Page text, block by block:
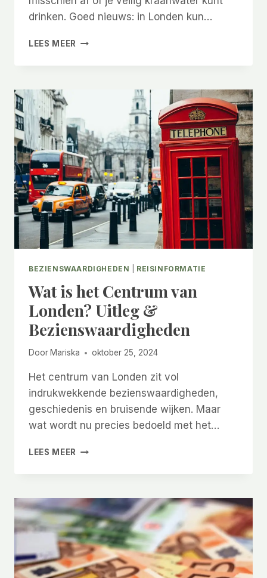
drinken. Goed nieuws: in Londen kun…
LEES MEER KUN
KRAANWATER
VEILIGHEID
EN
TIPS
BEZIENSWAARDIGHEDEN REISINFORMATIE
Wat is het Centrum van
Londen? Uitleg &
Bezienswaardigheden
Door Mariska oktober 25, 2024
Het centrum van Londen zit vol
indrukwekkende bezienswaardigheden,
geschiedenis en bruisende wijken. Maar
wat wordt nu precies bedoeld met het…
LEES MEER WAT
VAN
LONDEN?
UITLEG
&
BEZIENSWAARDIGHEDEN